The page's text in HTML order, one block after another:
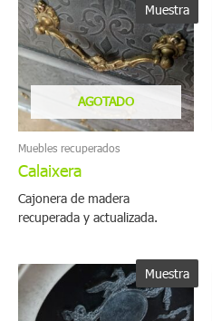
Muestra
AGOTADO
Muebles recuperados
Calaixera
Cajonera de madera
recuperada y actualizada.
Muestra